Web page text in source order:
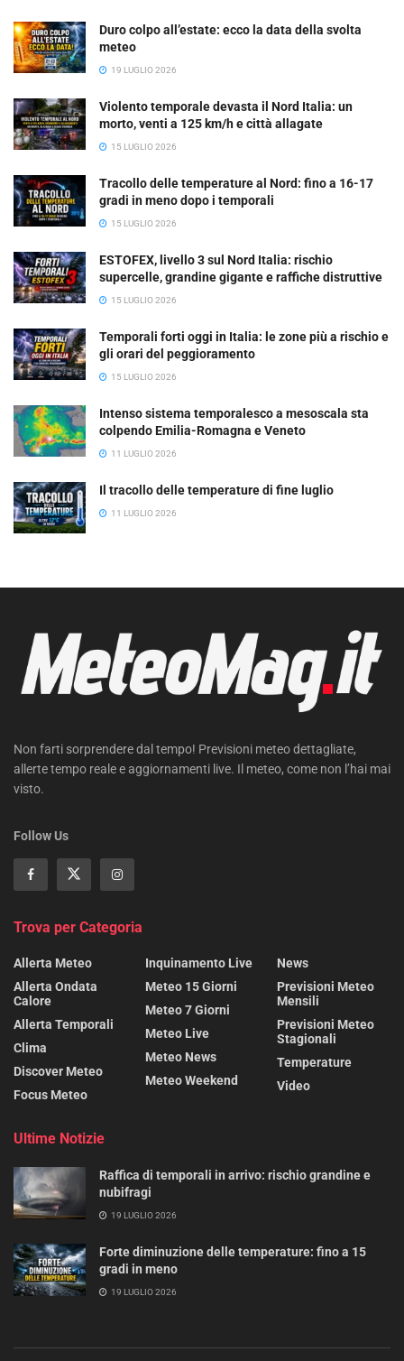
Duro colpo all’estate: ecco la data della svolta
meteo
19 LUGLIO 2026
Violento temporale devasta il Nord Italia: un
morto, venti a 125 km/h e città allagate
15 LUGLIO 2026
Tracollo delle temperature al Nord: fino a 16-17
gradi in meno dopo i temporali
15 LUGLIO 2026
ESTOFEX, livello 3 sul Nord Italia: rischio
supercelle, grandine gigante e raffiche distruttive
15 LUGLIO 2026
Temporali forti oggi in Italia: le zone più a rischio e
gli orari del peggioramento
15 LUGLIO 2026
Intenso sistema temporalesco a mesoscala sta
colpendo Emilia-Romagna e Veneto
11 LUGLIO 2026
Il tracollo delle temperature di fine luglio
11 LUGLIO 2026
Non farti sorprendere dal tempo! Previsioni meteo dettagliate,
allerte tempo reale e aggiornamenti live. Il meteo, come non l’hai mai
visto.
Follow Us
Trova per Categoria
Allerta Meteo
Allerta Ondata
Calore
Allerta Temporali
Clima
Discover Meteo
Focus Meteo
Inquinamento Live
Meteo 15 Giorni
Meteo 7 Giorni
Meteo Live
Meteo News
Meteo Weekend
News
Previsioni Meteo
Mensili
Previsioni Meteo
Stagionali
Temperature
Video
Ultime Notizie
Raffica di temporali in arrivo: rischio grandine e
nubifragi
19 LUGLIO 2026
Forte diminuzione delle temperature: fino a 15
gradi in meno
19 LUGLIO 2026